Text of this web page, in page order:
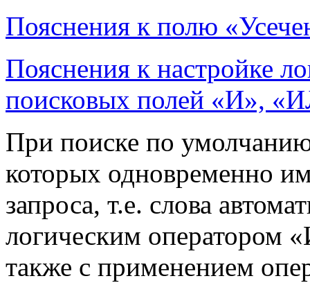
Пояснения к полю
Пояснения к настройке
поисковых полей «И»,
При поиске по
которых одновременно
запроса, т.е. слова
логическим оператором
также с применением